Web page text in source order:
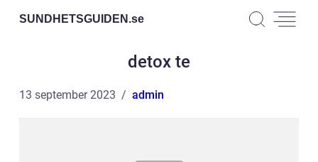
SUNDHETSGUIDEN.se
detox te
13 september 2023 admin